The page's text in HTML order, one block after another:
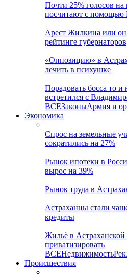
Почти 25% голосов
посчитают с
Арест Жилкина или он
рейтинге губернаторов
«Оппозицию» в
лечить в психушке
Порадовать босса то
встретился с
ВСЕЗаконыАрмия и
Экономика
Спрос на земельные
сократились на 27%
Рынок ипотеки в
вырос на 39%
Рынок труда в
Астраханцы стали
кредиты
Жильё в Астраханской
приватизировать
ВСЕНедвижимость
Происшествия